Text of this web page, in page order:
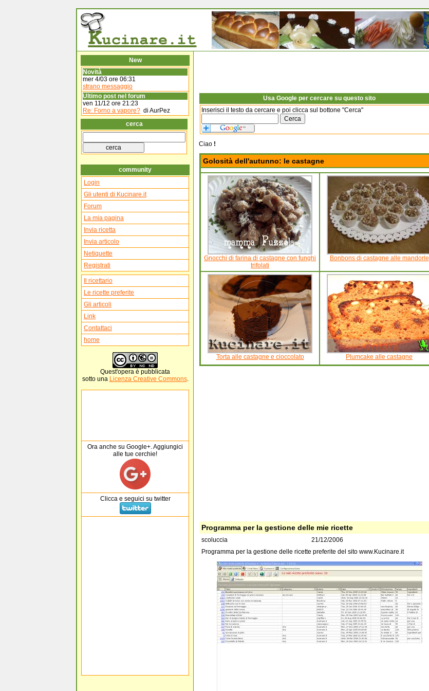
New
Novità
mer 4/03 ore 06:31
strano messaggio
Ultimo post nel forum
ven 11/12 ore 21:23
Re: Forno a vapore? di AurPez
cerca
community
Login
Gli utenti di Kucinare.it
Forum
La mia pagina
Invia ricetta
Invia articolo
Netiquette
Registrati
Il ricettario
Le ricette preferite
Gli articoli
Link
Contattaci
home
Quest'opera è pubblicata
sotto una Licenza Creative Commons.
Ora anche su Google+. Aggiungici
alle tue cerchie!
Clicca e seguici su twitter
Usa Google per cercare su questo sito
Inserisci il testo da cercare e poi clicca sul bottone "Cerca"
Ciao !
Golosità dell'autunno: le castagne
Gnocchi di farina di castagne con funghi
trifolati
Bonbons di castagne alle mandorle
Torta alle castagne e cioccolato Plumcake alle castagne
Programma per la gestione delle mie ricette
scoluccia
21/12/2006
Programma per la gestione delle ricette preferite del sito www.Kucinare.it